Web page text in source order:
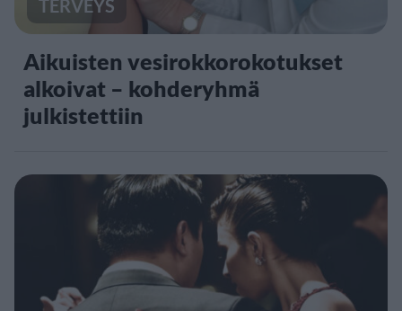
TERVEYS
Aikuisten vesirokkorokotukset
alkoivat – kohderyhmä
julkistettiin